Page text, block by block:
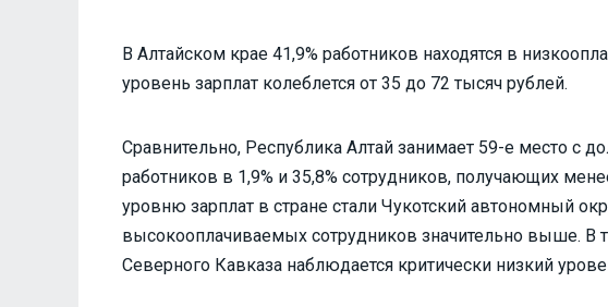
В Алтайском крае 41,9% работников находятся в
уровень зарплат колеблется от 35 до 72 тысяч рублей.
Сравнительно, Республика Алтай занимает 59-е место с
работников в 1,9% и 35,8% сотрудников, получающих
уровню зарплат в стране стали Чукотский автономный
высокооплачиваемых сотрудников значительно выше. В
Северного Кавказа наблюдается критически низкий